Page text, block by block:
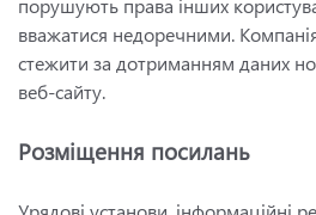
порушують права інших
вважатися недоречними.
стежити за дотриманням даних
веб-сайту.
Розміщення посилань